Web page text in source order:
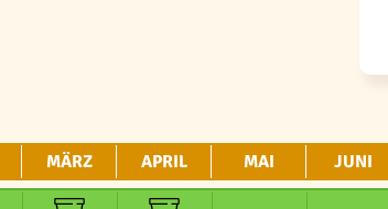
MÄRZ APRIL MAI JUNI